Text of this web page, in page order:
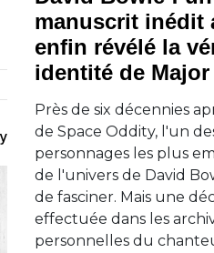
manuscrit inédit
enfin révélé la
identité de Major
Près de six décennies
de Space Oddity, l'un
personnages les plus
de l'univers de David
de fasciner. Mais une
effectuée dans les
personnelles du